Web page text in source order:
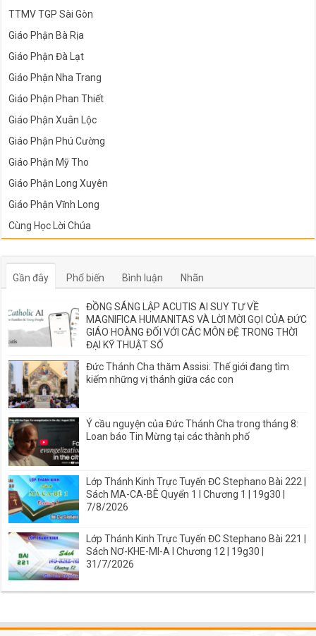
TTMV TGP Sài Gòn
Giáo Phận Bà Rịa
Giáo Phận Đà Lạt
Giáo Phận Nha Trang
Giáo Phận Phan Thiết
Giáo Phận Xuân Lộc
Giáo Phận Phú Cường
Giáo Phận Mỹ Tho
Giáo Phận Long Xuyên
Giáo Phận Vĩnh Long
Cùng Học Lời Chúa
Gần đây Phổ biến Bình luận Nhãn
ĐỒNG SÁNG LẬP ACUTIS AI SUY TƯ VỀ
MAGNIFICA HUMANITAS VÀ LỜI MỜI GỌI CỦA ĐỨC
GIÁO HOÀNG ĐỐI VỚI CÁC MÔN ĐỆ TRONG THỜI
ĐẠI KỸ THUẬT SỐ
Đức Thánh Cha thăm Assisi: Thế giới đang tìm
kiếm những vị thánh giữa các con
Ý cầu nguyện của Đức Thánh Cha trong tháng 8:
Loan báo Tin Mừng tại các thành phố
Lớp Thánh Kinh Trực Tuyến ĐC Stephano Bài 222 |
Sách MA-CA-BÊ Quyển 1 I Chương 1 | 19g30 |
7/8/2026
Lớp Thánh Kinh Trực Tuyến ĐC Stephano Bài 221 |
Sách NƠ-KHE-MI-A I Chương 12 | 19g30 |
31/7/2026